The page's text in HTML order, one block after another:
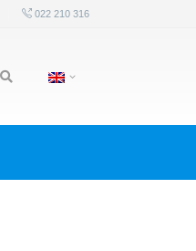
022 210 316